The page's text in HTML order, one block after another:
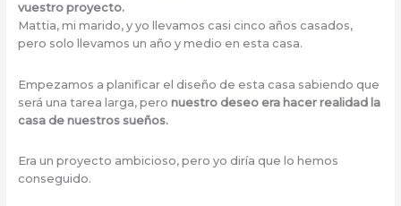
vuestro proyecto.
Mattia, mi marido, y yo llevamos casi cinco años casados,
pero solo llevamos un año y medio en esta casa.
Empezamos a planificar el diseño de esta casa sabiendo que
será una tarea larga, pero nuestro deseo era hacer realidad la
casa de nuestros sueños.
Era un proyecto ambicioso, pero yo diría que lo hemos
conseguido.